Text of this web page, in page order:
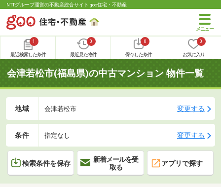
NTTグループ運営の不動産総合サイト goo住宅・不動産
1
最近検索した条件
0
最近見た物件
0
保存した条件
0
お気に入り
会津若松市(福島県)の中古マンション 物件一覧
地域 会津若松市 変更する
条件 指定なし 変更する
検索条件を保存
新着メールを受
取る
アプリで探す